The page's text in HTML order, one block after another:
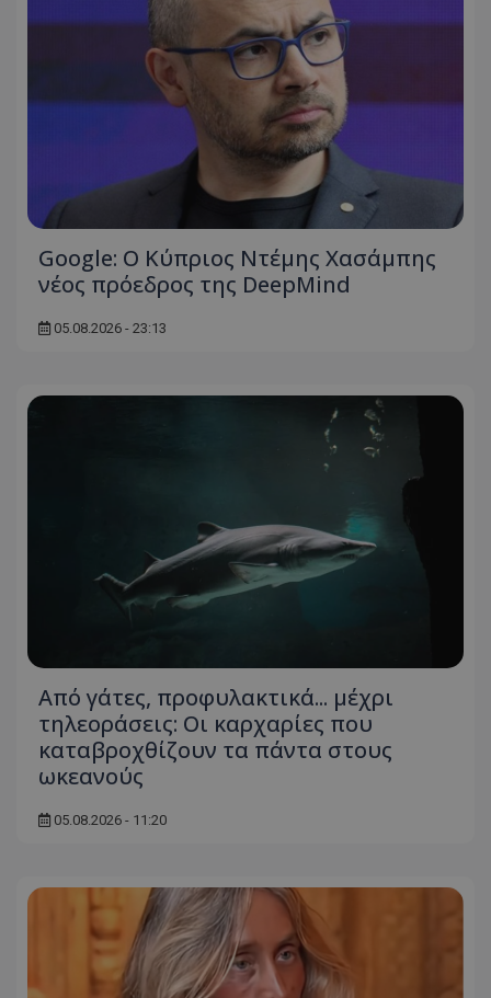
Google: Ο Κύπριος Ντέμης Χασάμπης
νέος πρόεδρος της DeepMind
05.08.2026 - 23:13
Από γάτες, προφυλακτικά... μέχρι
τηλεοράσεις: Οι καρχαρίες που
καταβροχθίζουν τα πάντα στους
ωκεανούς
05.08.2026 - 11:20